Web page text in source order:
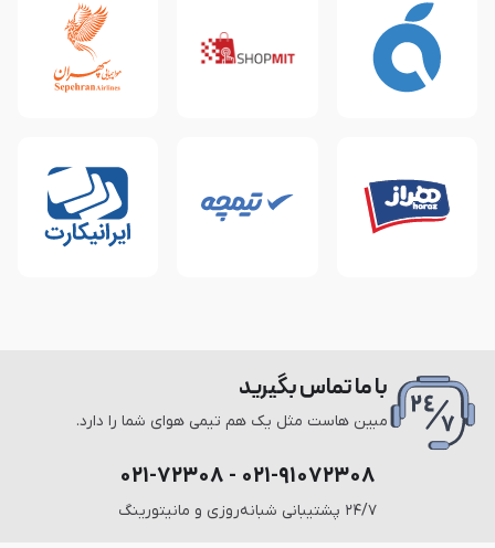
با ما تماس بگیرید
مبین هاست مثل یک هم تیمی هوای شما را دارد.
۰۲۱-۹۱۰۷۲۳۰۸ - ۰۲۱-۷۲۳۰۸
۲۴/۷ پشتیبانی شبانه‌روزی و مانیتورینگ